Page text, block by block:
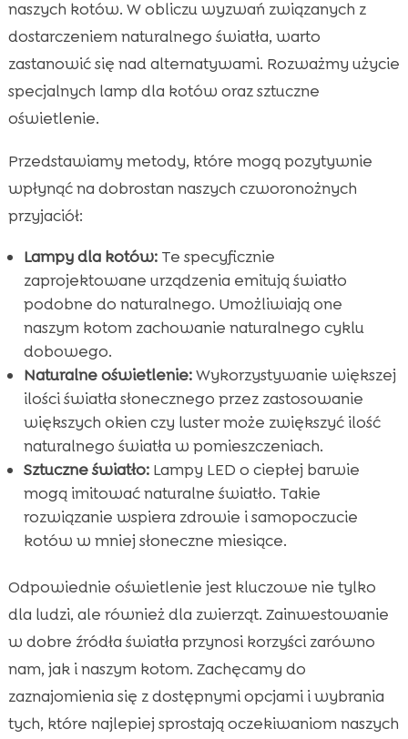
naszych kotów. W obliczu wyzwań związanych z
dostarczeniem naturalnego światła, warto
zastanowić się nad alternatywami. Rozważmy użycie
specjalnych lamp dla kotów oraz sztuczne
oświetlenie.
Przedstawiamy metody, które mogą pozytywnie
wpłynąć na dobrostan naszych czworonożnych
przyjaciół:
Lampy dla kotów:Te specyficznie
zaprojektowane urządzenia emitują światło
podobne do naturalnego. Umożliwiają one
naszym kotom zachowanie naturalnego cyklu
dobowego.
Naturalne oświetlenie:Wykorzystywanie większej
ilości światła słonecznego przez zastosowanie
większych okien czy luster może zwiększyć ilość
naturalnego światła w pomieszczeniach.
Sztuczne światło:Lampy LED o ciepłej barwie
mogą imitować naturalne światło. Takie
rozwiązanie wspiera zdrowie i samopoczucie
kotów w mniej słoneczne miesiące.
Odpowiednie oświetlenie jest kluczowe nie tylko
dla ludzi, ale również dla zwierząt. Zainwestowanie
w dobre źródła światła przynosi korzyści zarówno
nam, jak i naszym kotom. Zachęcamy do
zaznajomienia się z dostępnymi opcjami i wybrania
tych, które najlepiej sprostają oczekiwaniom naszych